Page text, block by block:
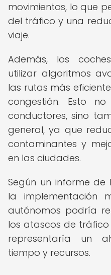
movimientos, lo que
del tráfico y una
viaje.
Además, los
utilizar algoritmos
las rutas más
congestión. Esto
conductores, sino
general, ya que
contaminantes y
en las ciudades.
Según un informe de
la implementación
autónomos podría
los atascos de
representaría un
tiempo y recursos.